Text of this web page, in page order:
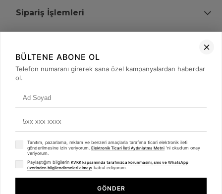
Sipariş İşlemleri
+90 (850) 473 08 08
© 2008 - 2026merterelektronik.com
- Tüm Hakları Saklıdır. Kredi kartı bilgileriniz 256bit SSL sertifikası ile
Whatsapp
BÜLTENE ABONE OL
Telefon numaranı girerek sana özel kampanyalardan haberdar
ol.
Tanıtım, pazarlama, reklam ve benzeri amaçlarla tarafıma ticari elektronik ileti
gönderilmesine izin veriyorum. Elektronik Ticari İleti Aydınlatma Metni 'ni okudum onay
veriyorum.
Paylaştığım bilgilerin KVKK kapsamında tarafınızca korunmasını, sms ve WhatsApp
üzerinden bilgilendirmeleri almayı kabul ediyorum.
GÖNDER